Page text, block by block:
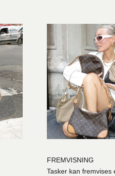
FREMVISNING
Tasker kan fremvises